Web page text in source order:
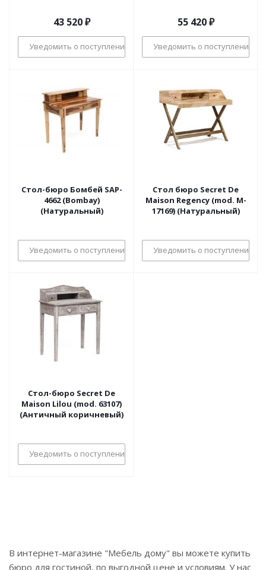
43 520₽
Уведомить о поступлении
55 420₽
Уведомить о поступлении
Стол-бюро Бомбей SAP-
4662 (Bombay)
(Натуральный)
Уведомить о поступлении
Стол бюро Secret De
Maison Regency (mod. M-
17169) (Натуральный)
Уведомить о поступлении
Стол-бюро Secret De
Maison Lilou (mod. 63107)
(Античный коричневый)
Уведомить о поступлении
В интернет-магазине "Мебель дому" вы можете купить
бюро для гостиной, по выгодной цене и условиям. У нас